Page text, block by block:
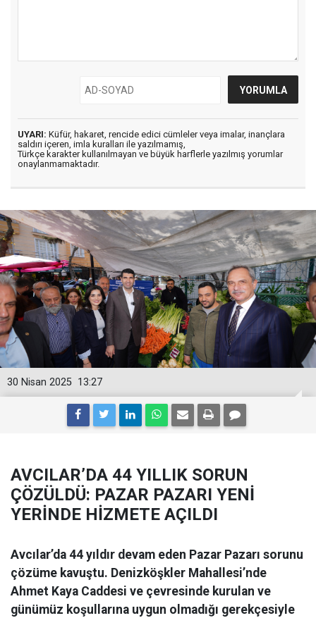
UYARI: Küfür, hakaret, rencide edici cümleler veya imalar, inançlara
saldırı içeren, imla kuralları ile yazılmamış,
Türkçe karakter kullanılmayan ve büyük harflerle yazılmış yorumlar
onaylanmamaktadır.
13:27
30 Nisan 2025
AVCILAR’DA 44 YILLIK SORUN
ÇÖZÜLDÜ: PAZAR PAZARI YENİ
YERİNDE HİZMETE AÇILDI
Avcılar’da 44 yıldır devam eden Pazar Pazarı sorunu
çözüme kavuştu. Denizköşkler Mahallesi’nde
Ahmet Kaya Caddesi ve çevresinde kurulan ve
günümüz koşullarına uygun olmadığı gerekçesiyle